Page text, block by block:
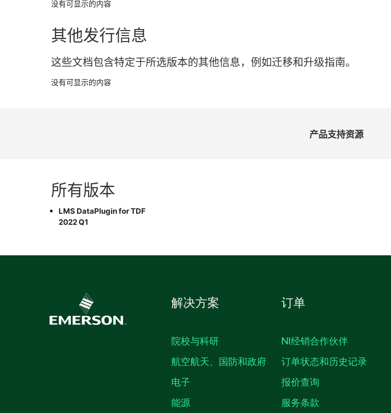
没有可显示的内容
其他发行信息
这些文档包含特定于所选版本的其他信息， 例如迁移和升级指南。
没有可显示的内容
产品支持资源
所有版本
LMS DataPlugin for TDF
2022 Q1
解决方案
院校与科研
航空航天、国防和政府
电子
能源
订单
NI经销合作伙伴
订单状态和历史记录
报价查询
服务条款